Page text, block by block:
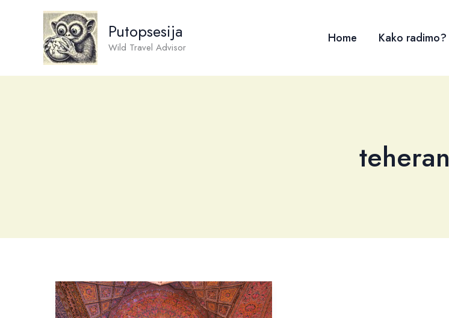
Putopsesija
Wild Travel Advisor
Home Kako radimo?
teheran
Iran